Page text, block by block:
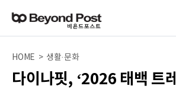
HOME > 생활·문화
다이나핏, ‘2026 태백 트